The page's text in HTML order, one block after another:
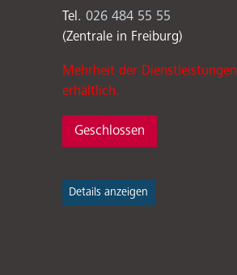
Tel. 026 484 55 55
(Zentrale in Freiburg)
Mehrheit der
erhältlich.
Geschlossen
Details anzeigen